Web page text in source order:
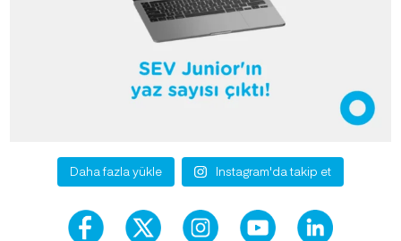
Daha fazla yükle Instagram'da takip et